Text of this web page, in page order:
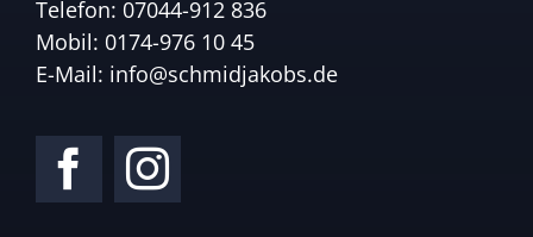
Telefon: 07044-912 836
Mobil: 0174-976 10 45
E-Mail: info@schmidjakobs.de